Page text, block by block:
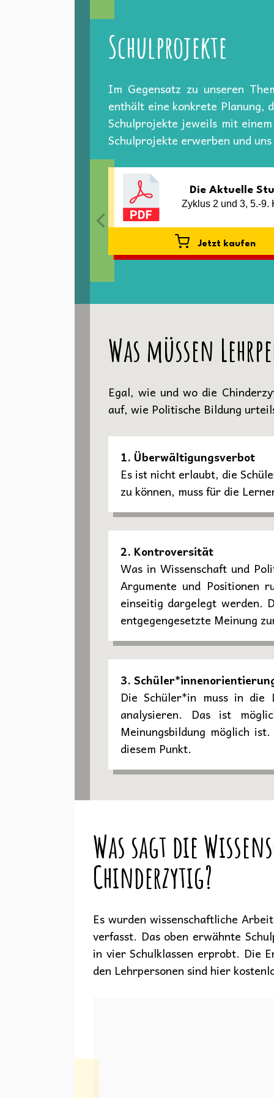
Schulprojekte
Im Gegensatz zu unseren
enthält eine konkrete Planung,
Schulprojekte jeweils mit
Schulprojekte erwerben und
Die Aktuelle
Zyklus 2 und 3, 5.-9.
Jetzt kaufen
Was müssen
Egal, wie und wo die
auf, wie Politische Bildung
1. Überwältigungsverbot
Es ist nicht erlaubt, die
zu können, muss für die
2. Kontroversität
Was in Wissenschaft und
Argumente und Positionen
einseitig dargelegt werden.
entgegengesetzte Meinung
3.
Die Schüler*in muss in die
analysieren. Das ist
Meinungsbildung möglich
diesem Punkt.
Was sagt die
Chinderzytig?
Es wurden wissenschaftliche
verfasst. Das oben erwähnte
in vier Schulklassen erprobt. Die
den Lehrpersonen sind hier